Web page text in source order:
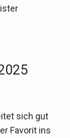
sich gut
Favorit ins